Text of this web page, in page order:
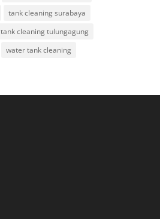
tank cleaning surabaya
tank cleaning tulungagung
water tank cleaning